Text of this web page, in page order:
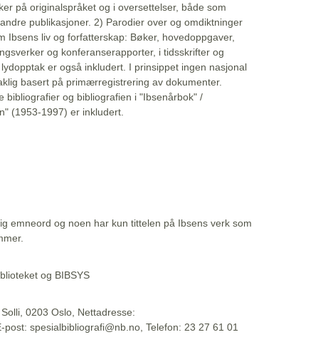
på originalspråket og i oversettelser, både som
publikasjoner. 2) Parodier over og omdiktninger
Ibsens liv og forfatterskap: Bøker, hovedoppgaver,
og konferanserapporter, i tidsskrifter og
er også inkludert. I prinsippet ingen nasjonal
basert på primærregistrering av dokumenter.
bibliografier og bibliografien i "Ibsenårbok" /
(1953-1997) er inkludert.
emneord og noen har kun tittelen på Ibsens verk som
og BIBSYS
0203 Oslo, Nettadresse:
spesialbibliografi@nb.no, Telefon: 23 27 61 01